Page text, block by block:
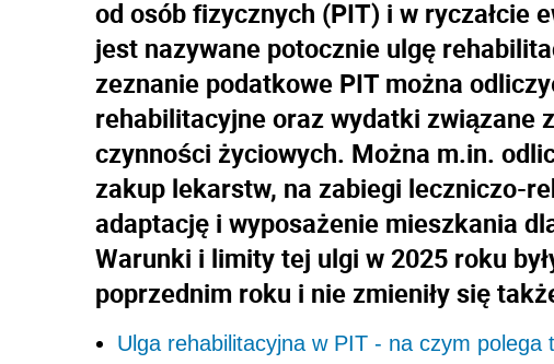
od osób fizycznych (PIT) i w ryczałcie
jest nazywane potocznie ulgę
zeznanie podatkowe PIT można
rehabilitacyjne oraz wydatki związane
czynności życiowych. Można m.in.
zakup lekarstw, na zabiegi leczniczo-
adaptację i wyposażenie mieszkania
Warunki i limity tej ulgi w 2025 roku
poprzednim roku i nie zmieniły się
Ulga rehabilitacyjna w PIT - na czym